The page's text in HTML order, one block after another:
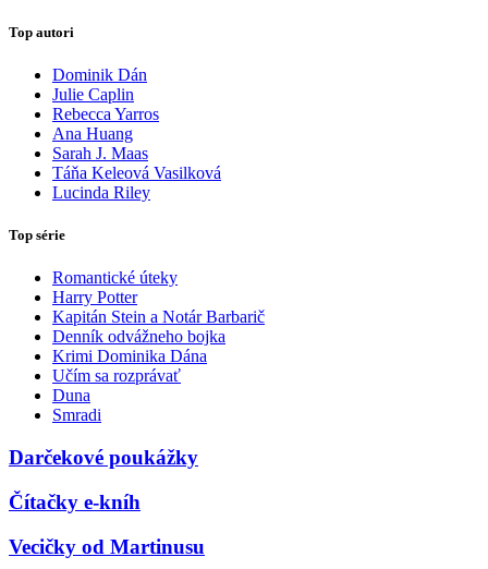
Top autori
Dominik Dán
Julie Caplin
Rebecca Yarros
Ana Huang
Sarah J. Maas
Táňa Keleová Vasilková
Lucinda Riley
Top série
Romantické úteky
Harry Potter
Kapitán Stein a Notár Barbarič
Denník odvážneho bojka
Krimi Dominika Dána
Učím sa rozprávať
Duna
Smradi
Darčekové poukážky
Čítačky e-kníh
Vecičky od Martinusu